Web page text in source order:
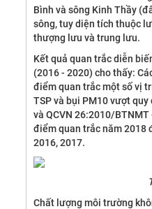
Bình và sông Kinh Thầy
sông, tuy diện tích thuộc
thượng lưu và trung lưu.
Kết quả quan trắc diễn
(2016 - 2020) cho thấy:
điểm quan trắc một số vị
TSP và bụi PM10 vượt
và QCVN 26:2010/
điểm quan trắc năm 2018
2016, 2017.
Chất lượng môi trường